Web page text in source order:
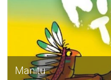
Manitu